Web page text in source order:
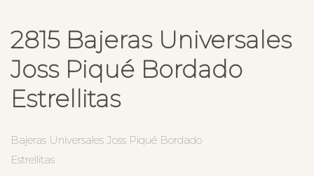
2815 Bajeras Universales
Joss Piqué Bordado
Estrellitas
Bajeras Universales Joss Piqué Bordado
Estrellitas